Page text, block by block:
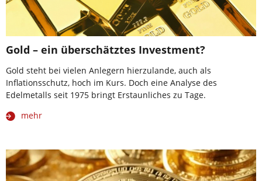
Gold – ein überschätztes Investment?
Gold steht bei vielen Anlegern hierzulande, auch als
Inflationsschutz, hoch im Kurs. Doch eine Analyse des
Edelmetalls seit 1975 bringt Erstaunliches zu Tage.
mehr